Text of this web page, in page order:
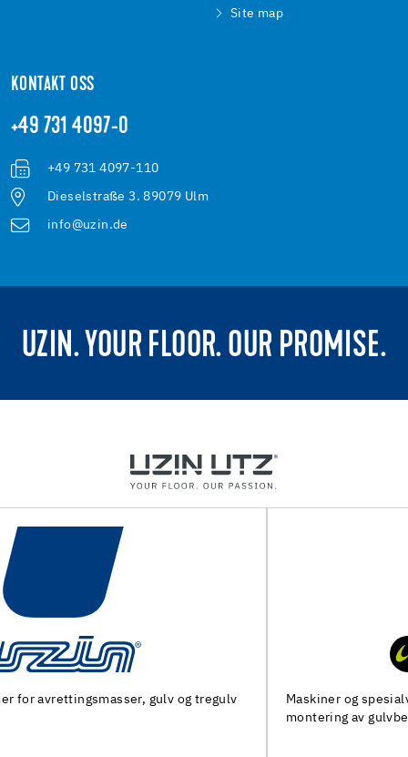
Site map
KONTAKT OSS
+49 731 4097-0
+49 731 4097-110
Dieselstraße 3. 89079 Ulm
info@uzin.de
UZIN. YOUR FLOOR. OUR PROMISE.
Maskiner og spesialverktøy for forberedelse av underlag og